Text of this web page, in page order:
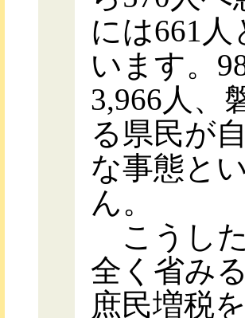
には661
います。
3,966人、
る県民が
な事態と
ん。
こうし
全く省み
庶民増税